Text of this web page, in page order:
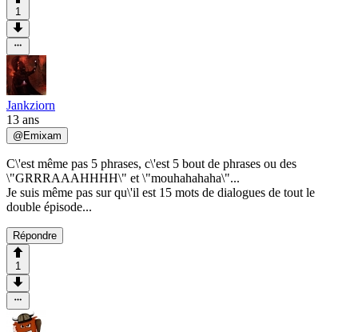
1
Jankziorn
13 ans
@ Emixam
C\'est même pas 5 phrases, c\'est 5 bout de phrases ou des
\"GRRRAAAHHHH\" et \"mouhahahaha\"...
Je suis même pas sur qu\'il est 15 mots de dialogues de tout le
double épisode...
Répondre
1